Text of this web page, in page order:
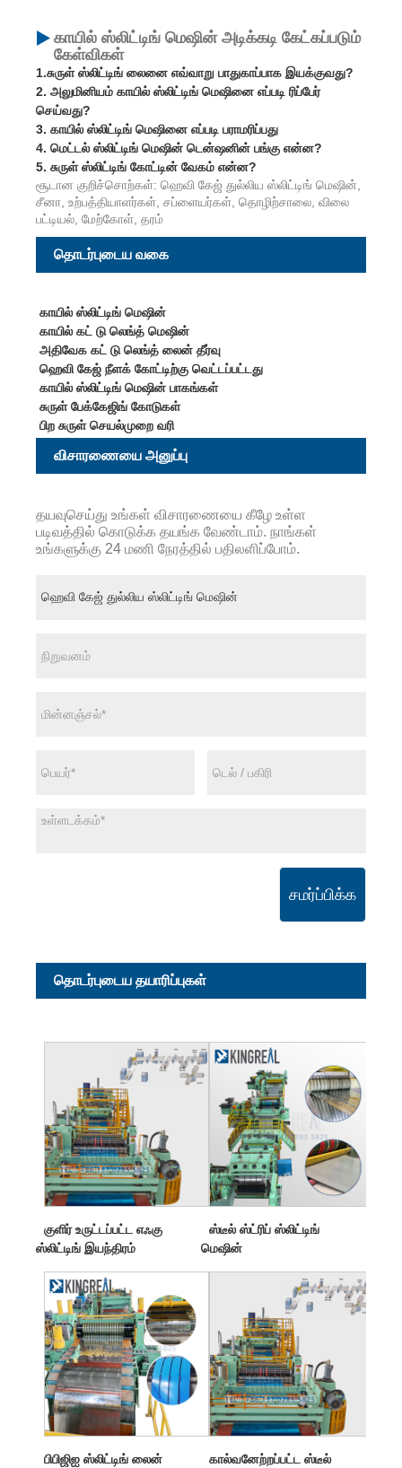
காயில் ஸ்லிட்டிங் மெஷின் அடிக்கடி கேட்கப்படும்
கேள்விகள்
1.சுருள் ஸ்லிட்டிங் லைனை எவ்வாறு பாதுகாப்பாக இயக்குவது?
2. அலுமினியம் காயில் ஸ்லிட்டிங் மெஷினை எப்படி ரிப்பேர்
செய்வது?
3. காயில் ஸ்லிட்டிங் மெஷினை எப்படி பராமரிப்பது
4. மெட்டல் ஸ்லிட்டிங் மெஷின் டென்ஷனின் பங்கு என்ன?
5. சுருள் ஸ்லிட்டிங் கோட்டின் வேகம் என்ன?
சூடான குறிச்சொற்கள்: ஹெவி கேஜ் துல்லிய ஸ்லிட்டிங் மெஷின்,
சீனா, உற்பத்தியாளர்கள், சப்ளையர்கள், தொழிற்சாலை, விலை
பட்டியல், மேற்கோள், தரம்
தொடர்புடைய வகை
காயில் ஸ்லிட்டிங் மெஷின்
காயில் கட் டு லெங்த் மெஷின்
அதிவேக கட் டு லெங்த் லைன் தீர்வு
ஹெவி கேஜ் நீளக் கோட்டிற்கு வெட்டப்பட்டது
காயில் ஸ்லிட்டிங் மெஷின் பாகங்கள்
சுருள் பேக்கேஜிங் கோடுகள்
பிற சுருள் செயல்முறை வரி
விசாரணையை அனுப்பு
தயவுசெய்து உங்கள் விசாரணையை கீழே உள்ள
படிவத்தில் கொடுக்க தயங்க வேண்டாம். நாங்கள்
உங்களுக்கு 24 மணி நேரத்தில் பதிலளிப்போம்.
சமர்ப்பிக்க
தொடர்புடைய தயாரிப்புகள்
குளிர் உருட்டப்பட்ட எஃகு
ஸ்லிட்டிங் இயந்திரம்
ஸ்டீல் ஸ்ட்ரிப் ஸ்லிட்டிங்
மெஷின்
பிபிஜிஐ ஸ்லிட்டிங் லைன்
கால்வனேற்றப்பட்ட ஸ்டீல்